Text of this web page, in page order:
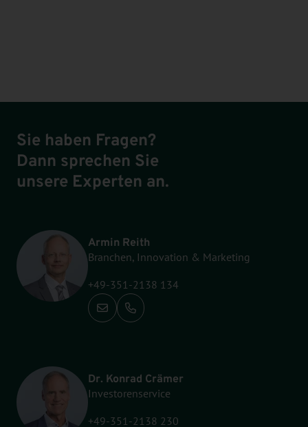
Sie haben Fragen?
Dann sprechen Sie
unsere Experten an.
Armin Reith
Branchen, Innovation & Marketing
+49-351-2138 134
Anrufen: +49-351-2138 134
Dr. Konrad Crämer
Investorenservice
+49-351-2138 230